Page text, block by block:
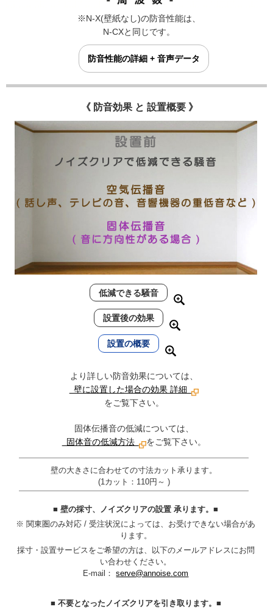
※N-X(壁紙なし)の防音性能は、
N-CXと同じです。
防音性能の詳細 + 音声データ
《 防音効果 と 設置概要 》
低減できる騒音
設置後の効果
設置の概要
より詳しい防音効果については、
壁に設置した場合の効果 詳細
をご覧下さい。
固体伝播音の低減については、
固体音の低減方法
をご覧下さい。
壁の大きさに合わせての寸法カット承ります。
(1カット：110円～ )
■ 壁の採寸、ノイズクリアの設置 承ります。■
※ 関東圏のみ対応 / 受注状況によっては、お受けできない場合があ
ります。
採寸・設置サービスをご希望の方は、以下のメールアドレスにお問
い合わせください。
E-mail：serve@annoise.com
■ 不要となったノイズクリアを引き取ります。■